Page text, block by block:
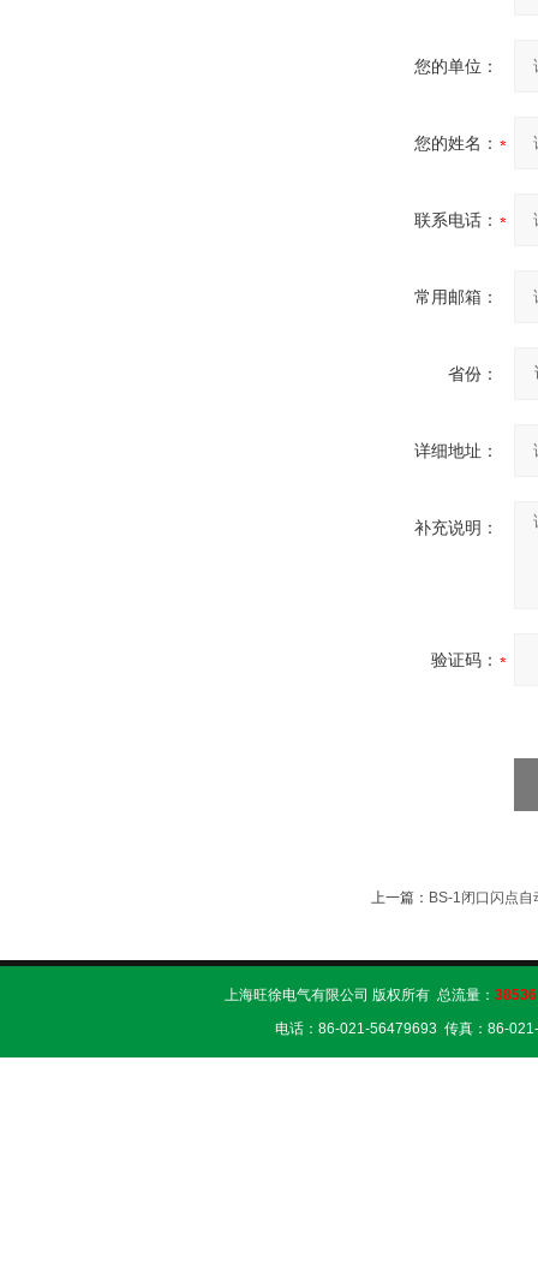
您的单位：
您的姓名：
联系电话：
常用邮箱：
省份：
详细地址：
补充说明：
验证码：
上一篇： BS-1闭口闪点
上海旺徐电气有限公司 版权所有 总流量：
电话：86-021-56479693 传真：86-